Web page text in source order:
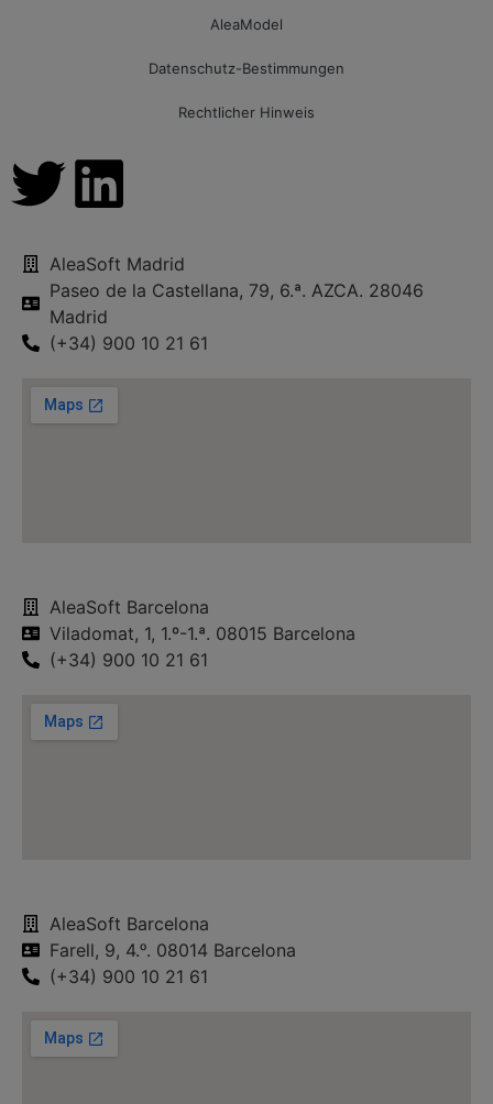
AleaModel
Datenschutz-Bestimmungen
Rechtlicher Hinweis
AleaSoft Madrid
Paseo de la Castellana, 79, 6.ª. AZCA. 28046
Madrid
(+34) 900 10 21 61
AleaSoft Barcelona
Viladomat, 1, 1.º-1.ª. 08015 Barcelona
(+34) 900 10 21 61
AleaSoft Barcelona
Farell, 9, 4.ᵒ. 08014 Barcelona
(+34) 900 10 21 61